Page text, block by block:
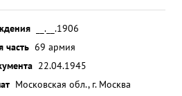
__.__.1906
часть 69 армия
22.04.1945
Московская обл., г. Москва